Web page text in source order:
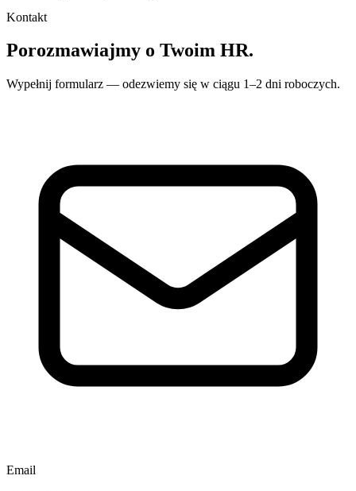
Kontakt
Porozmawiajmy o Twoim HR.
Wypełnij formularz — odezwiemy się w ciągu 1–2 dni roboczych.
Email